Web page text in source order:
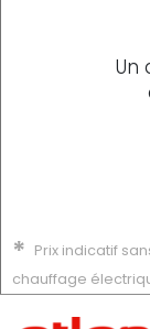
Un
* Prix indicatif
chauffage